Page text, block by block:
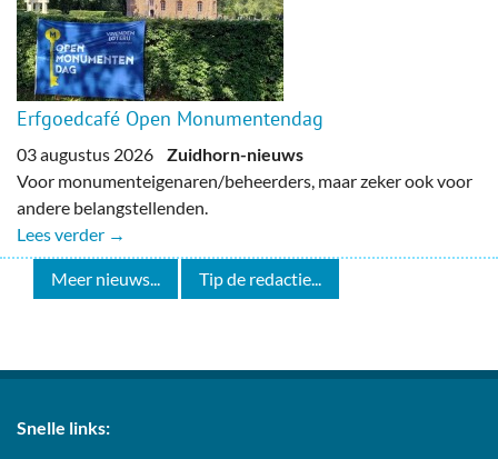
Erfgoedcafé Open Monumentendag
03 augustus 2026 Zuidhorn-nieuws
Voor monumenteigenaren/beheerders, maar zeker ook voor
andere belangstellenden.
Lees verder →
Meer nieuws... Tip de redactie...
Snelle links: